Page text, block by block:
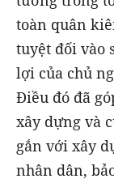
toàn quân
tuyệt đối vào
lợi của chủ
Điều đó đã
xây dựng và
gắn với xây
nhân dân,